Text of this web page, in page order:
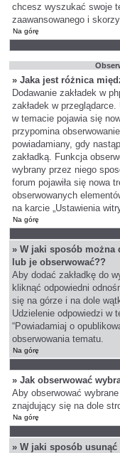
chcesz wyszukać swoje
zaawansowanego i
Na górę
» Jaka jest różnica
Dodawanie zakładek w
zakładek w
w temacie pojawia się
przypomina
powiadamiany, gdy
zakładką. Funkcja
wybrany przez niego
forum pojawiła się nowa
obserwowanych
na karcie „Ustawienia
Na górę
» W jaki sposób można
lub je obserwować??
Aby dodać zakładkę do
kliknąć odpowiedni
się na górze i na dole
Udzielenie odpowiedzi w
“Powiadamiaj o
obserwowania tematu.
Na górę
» Jak obserwować
Aby obserwować
znajdujący się na dole
Na górę
» W jaki sposób